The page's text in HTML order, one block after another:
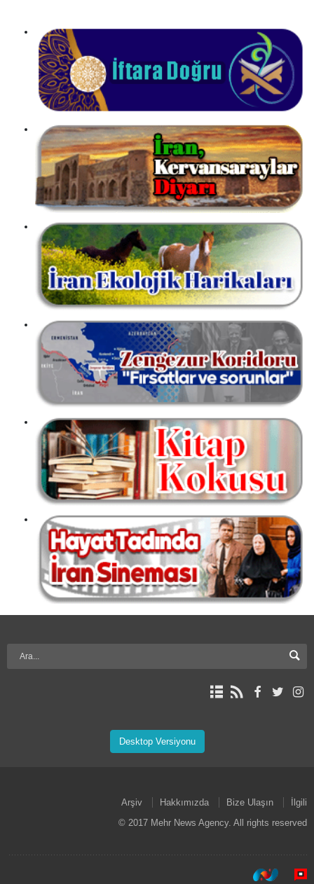
Desktop Versiyonu
Arşiv Hakkımızda Bize Ulaşın
İlgili
© 2017 Mehr News Agency. All rights reserved